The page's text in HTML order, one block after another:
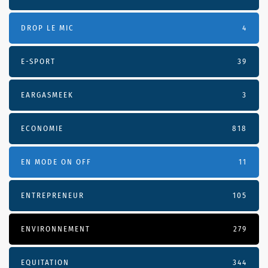
DROP LE MIC 4
E-SPORT 39
EARGASMEEK 3
ECONOMIE 818
EN MODE ON OFF 11
ENTREPRENEUR 105
ENVIRONNEMENT 279
EQUITATION 344